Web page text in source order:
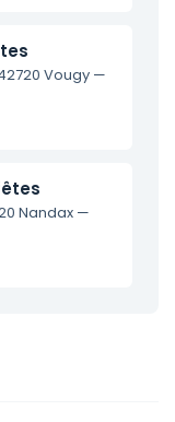
Vougy —
Nandax —